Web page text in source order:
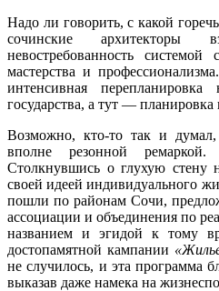
Надо ли говорить, с какой
сочинские архитекторы
невостребованность системой
мастерства и
интенсивная перепланировка
государства, а тут —
Возможно, кто-то так и
вполне резонной
Столкнувшись о глухую стену
своей идеей индивидуального
пошли по районам Сочи,
ассоциации и объединения по
названием и эгидой к тому
достопамятной кампании
не случилось, и эта программа
выказав даже намека на